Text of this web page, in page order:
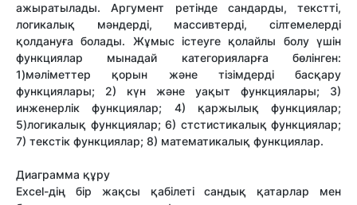
ажыратылады. Аргумент ретінде сандарды, текстті,
логикалық мәндерді, массивтерді, сілтемелерді
қолдануға болады. Жұмыс істеуге қолайлы болу үшін
функциялар мынадай категорияларға бөлінген:
1)мәліметтер қорын және тізімдерді басқару
функциялары; 2) күн және уақыт функциялары; 3)
инженерлік функциялар; 4) қаржылық функциялар;
5)логикалық функциялар; 6) стстистикалық функциялар;
7) текстік функциялар; 8) математикалық функциялар.
Диаграмма құру
Excel-дің бір жақсы қабілеті сандық қатарлар мен